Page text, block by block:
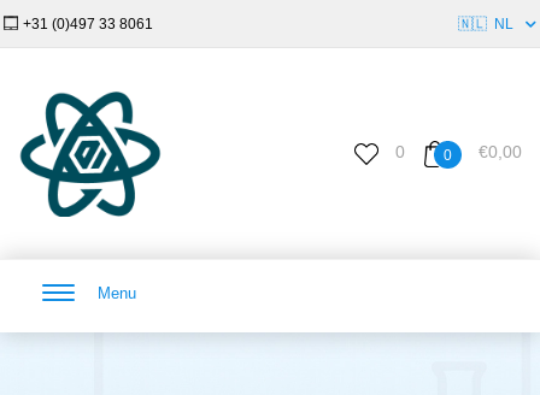
+31 (0)497 33 8061 🇳🇱 NL
0 0 €0,00
Menu